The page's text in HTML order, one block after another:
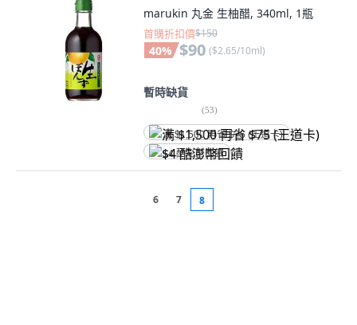
marukin 丸金 生柚醋, 340ml, 1瓶
首購折扣價$150
40% $90 ($2.65/10ml)
暫時缺貨
(53)
满 $1,500 再省 $75 (王道卡)
$4 酷澎幣回饋
6 7 8